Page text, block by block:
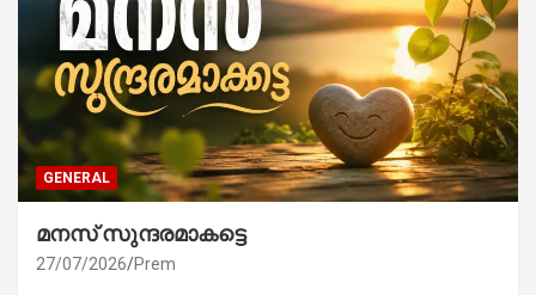
GENERAL
മനസ് സുന്ദരമാകട്ടെ
27/07/2026 Prem